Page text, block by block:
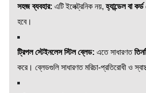
সহজ ব্যবহার: এটি ইলেক্ট্রনিক নয়,হ্যান্ডেল বা কর্ড
হবে।
ট্রিপল স্টেইনলেস স্টিল ব্লেড: এতে সাধারণত
করে। ব্লেডগুলি সাধারণত মরিচা-প্রতিরোধী ও